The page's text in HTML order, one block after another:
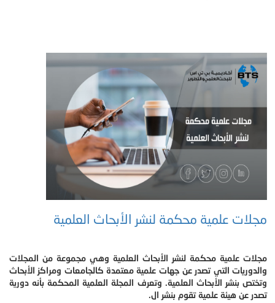
مجلات علمية محكمة لنشر الأبحاث العلمية
مجلات علمية محكمة لنشر الأبحاث العلمية وهي مجموعة من المجلات
والدوريات التي تصدر عن جهات علمية معتمدة كالجامعات ومراكز الأبحاث
وتختص بنشر الأبحاث العلمية. وتعرف المجلة العلمية المحكمة بأنه دورية
تصدر عن هيئة علمية تقوم بنشر ال.